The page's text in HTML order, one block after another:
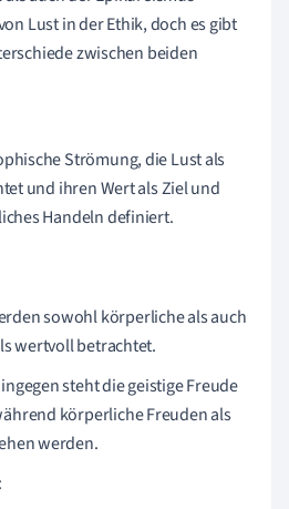
Lust in der Ethik, doch es gibt
zwischen beiden
Strömung, die Lust als
und ihren Wert als Ziel und
Handeln definiert.
sowohl körperliche als auch
wertvoll betrachtet.
steht die geistige Freude
körperliche Freuden als
werden.